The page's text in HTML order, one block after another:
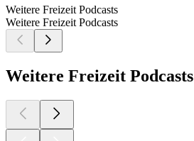
Weitere Freizeit Podcasts
Weitere Freizeit Podcasts
Weitere Freizeit Podcasts